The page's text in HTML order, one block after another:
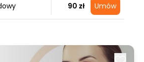
90 zł Umów